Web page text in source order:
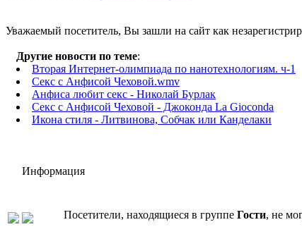
Уважаемый посетитель, Вы зашли на сайт как
Другие новости по теме:
Вторая Интернет-олимпиада по нанотехнологиям. ч-1
Секс с Анфисой Чеховой.wmv
Анфиса любит секс - Николай Бурлак
Секс с Анфисой Чеховой - Джоконда La Gioconda
Икона стиля - Литвинова, Собчак или Канделаки
Информация
Посетители, находящиеся в группе Гости, не